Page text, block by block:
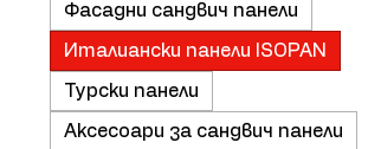
Фасадни сандвич панели
Италиански панели ISOPAN
Турски панели
Аксесоари за сандвич панели